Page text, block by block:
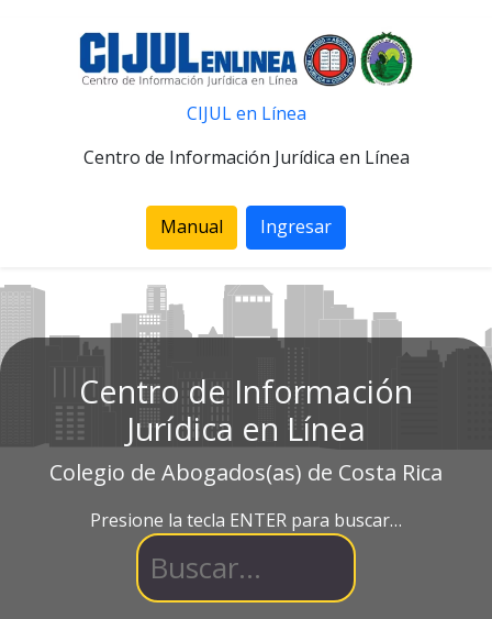
CIJUL en Línea
Centro de Información Jurídica en Línea
Manual Ingresar
Centro de Información
Jurídica en Línea
Colegio de Abogados(as) de Costa Rica
Presione la tecla ENTER para buscar…